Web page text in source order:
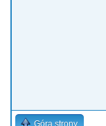
Góra strony